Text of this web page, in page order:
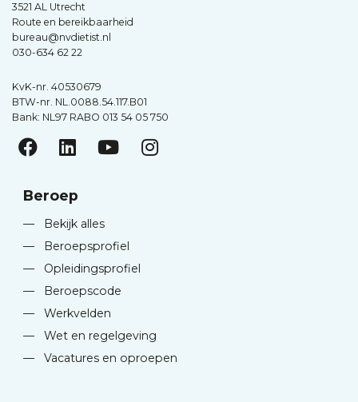
3521 AL Utrecht
Route en bereikbaarheid
bureau@nvdietist.nl
030-634 62 22
KvK-nr. 40530679
BTW-nr. NL.0088.54.117.B01
Bank: NL97 RABO 013 54 05 750
Beroep
—
Bekijk alles
—
Beroepsprofiel
—
Opleidingsprofiel
—
Beroepscode
—
Werkvelden
—
Wet en regelgeving
—
Vacatures en oproepen